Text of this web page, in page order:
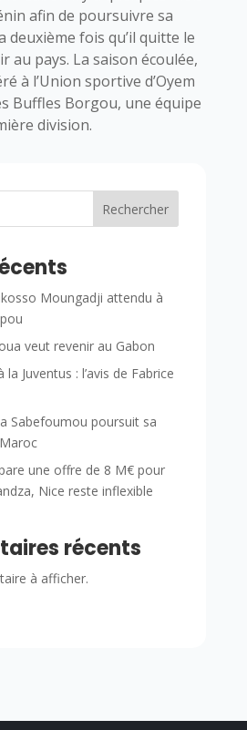
afin de poursuivre sa
deuxième fois qu’il quitte le
au pays. La saison écoulée,
à l’Union sportive d’Oyem
Buffles Borgou, une équipe
division.
Rechercher
Moungadji attendu à
veut revenir au Gabon
Juventus : l’avis de Fabrice
Sabefoumou poursuit sa
une offre de 8 M€ pour
Nice reste inflexible
récents
à afficher.